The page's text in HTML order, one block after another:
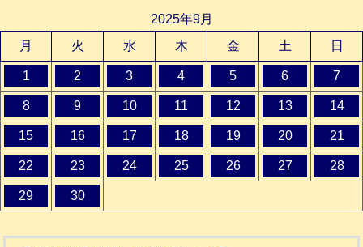
2025年9月
月
火 水 木 金 土 日
1 2 3 4 5 6 7
8 9 10 11 12 13 14
15 16 17 18 19 20 21
22 23 24 25 26 27 28
29 30